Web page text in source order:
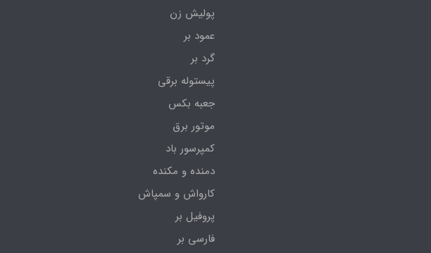
پولیش زن
عمود بر
گرد بر
پیستوله برقی
جعبه بکس
موتور برق
کمپرسور باد
دمنده و مکنده
کارواش و سمپاش
پروفیل بر
فارسی بر